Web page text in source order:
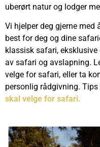
uberørt natur og lodger
Vi hjelper deg gjerne med
best for deg og dine
klassisk safari,
av safari og avslapning.
velge for safari, eller ta
personlig rådgivning.
skal velge for safari.